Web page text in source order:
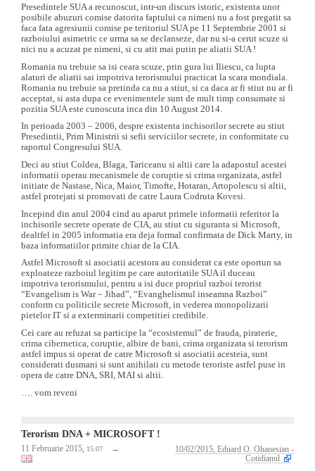
Presedintele SUA a recunoscut, intr-un discurs istoric, existenta unor
posibile abuzuri comise datorita faptului ca nimeni nu a fost pregatit sa
faca fata agresiunii comise pe teritoriul SUA pe 11 Septembrie 2001 si
razboiului asimetric ce urma sa se declanseze, dar nu si-a cerut scuze si
nici nu a acuzat pe nimeni, si cu atit mai putin pe aliatii SUA !
Romania nu trebuie sa isi ceara scuze, prin gura lui Iliescu, ca lupta
alaturi de aliatii sai impotriva terorismului practicat la scara mondiala.
Romania nu trebuie sa pretinda ca nu a stiut, si ca daca ar fi stiut nu ar fi
acceptat, si asta dupa ce evenimentele sunt de mult timp consumate si
pozitia SUA este cunoscuta inca din 10 August 2014.
In perioada 2003 – 2006, despre existenta inchisorilor secrete au stiut
Presedintii, Prim Ministrii si sefii serviciilor secrete, in conformitate cu
raportul Congresului SUA.
Deci au stiut Coldea, Blaga, Tariceanu si altii care la adapostul acestei
informatii operau mecanismele de coruptie si crima organizata, astfel
initiate de Nastase, Nica, Maior, Timofte, Hotaran, Artopolescu si altii,
astfel protejati si promovati de catre Laura Codruta Kovesi.
Incepind din anul 2004 cind au aparut primele informatii referitor la
inchisorile secrete operate de CIA, au stiut cu siguranta si Microsoft,
dealtfel in 2005 informatia era deja formal confirmata de Dick Marty, in
baza informatiilor primite chiar de la CIA.
Astfel Microsoft si asociatii acestora au considerat ca este oportun sa
exploateze razboiul legitim pe care autoritatile SUA il duceau
impotriva terorismului, pentru a isi duce propriul razboi terorist
“Evangelism is War – Jihad”, “Evanghelismul inseamna Razboi”
conform cu politicile secrete Microsoft, in vederea monopolizarii
pietelor IT si a exterminarii competitiei credibile.
Cei care au refuzat sa participe la “ecosistemul” de frauda, piraterie,
crima cibernetica, coruptie, albire de bani, crima organizata si terorism
astfel impus si operat de catre Microsoft si asociatii acesteia, sunt
considerati dusmani si sunt anihilati cu metode teroriste astfel puse in
opera de catre DNA, SRI, MAI si altii.
…. vom reveni
Terorism DNA + MICROSOFT !
11 Februarie 2015, 15:07 →
10/02/2015, Eduard O. Ohanesian -
Cotidianul